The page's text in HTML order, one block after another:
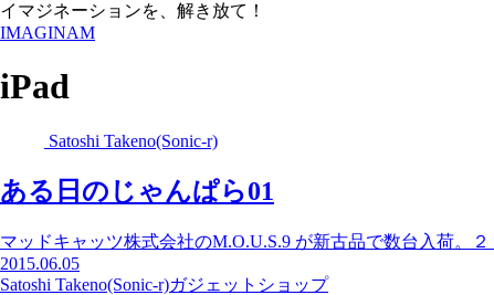
イマジネーションを、解き放て！
IMAGINAM
iPad
Satoshi Takeno(Sonic-r)
ある日のじゃんぱら01
マッドキャッツ株式会社のM.O.U.S.9 が新古品で数台入荷。
2015.06.05
Satoshi Takeno(Sonic-r)ガジェット ショップ